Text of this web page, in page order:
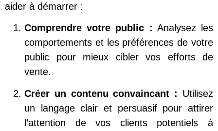
aider à démarrer :
Comprendre votre public : Analysez les
comportements et les préférences de votre
public pour mieux cibler vos efforts de
vente.
Créer un contenu convaincant : Utilisez
un langage clair et persuasif pour attirer
l’attention de vos clients potentiels à